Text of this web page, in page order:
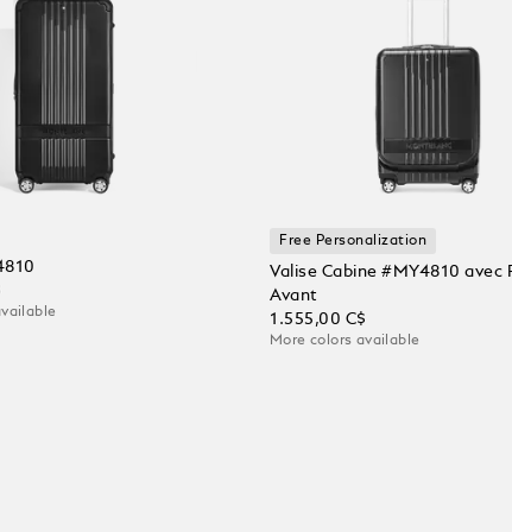
Free Personalization
Valise Cabine #MY4810 avec
Avant
1.555,00 C$
More colors available